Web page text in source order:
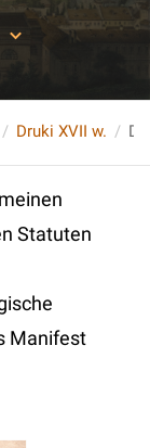
Druki XVII w.
Statuten
Manifest